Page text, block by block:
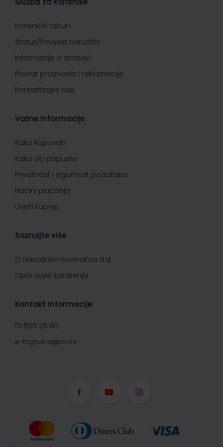
Korisnički račun
Status/Povijest narudžbi
Informacije o dostavi
Povrat proizvoda i reklamacije
Kontaktirajte nas
Važne informacije
Kako kupovati
Kako do popusta
Privatnost i sigurnost podataka
Načini plaćanja
Uvjeti kupnje
Saznajte više
O Narodnim novinama d.d.
Opći uvjeti korištenja
Kontakt informacije
01 650 28 80
e-trgovina@nn.hr